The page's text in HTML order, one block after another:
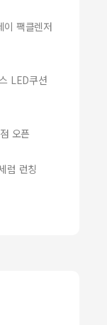
팩클렌저
LED쿠션
오픈
럼 런칭